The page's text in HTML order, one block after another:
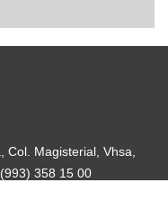
Col. Magisterial, Vhsa,
358 15 00